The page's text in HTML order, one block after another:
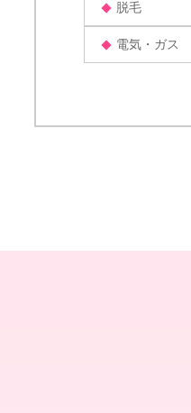
脱毛
電気・ガス